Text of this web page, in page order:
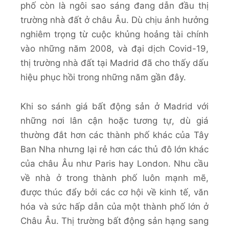
phố còn là ngôi sao sáng đang dẫn đầu thị
trường nhà đất ở châu Âu. Dù chịu ảnh hưởng
nghiêm trọng từ cuộc khủng hoảng tài chính
vào những năm 2008, và đại dịch Covid-19,
thị trường nhà đất tại Madrid đã cho thấy dấu
hiệu phục hồi trong những năm gần đây.
Khi so sánh giá bất động sản ở Madrid với
những nơi lân cận hoặc tương tự, dù giá
thường đắt hơn các thành phố khác của Tây
Ban Nha nhưng lại rẻ hơn các thủ đô lớn khác
của châu Âu như Paris hay London. Nhu cầu
về nhà ở trong thành phố luôn mạnh mẽ,
được thúc đẩy bởi các cơ hội về kinh tế, văn
hóa và sức hấp dẫn của một thành phố lớn ở
Châu Âu. Thị trường bất động sản hạng sang